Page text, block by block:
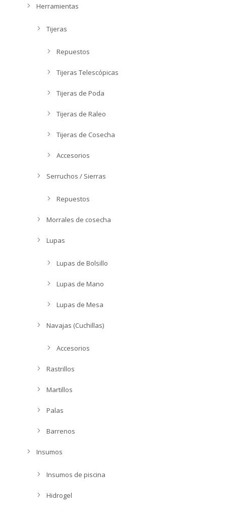
Herramientas
Tijeras
Repuestos
Tijeras Telescópicas
Tijeras de Poda
Tijeras de Raleo
Tijeras de Cosecha
Accesorios
Serruchos / Sierras
Repuestos
Morrales de cosecha
Lupas
Lupas de Bolsillo
Lupas de Mano
Lupas de Mesa
Navajas (Cuchillas)
Accesorios
Rastrillos
Martillos
Palas
Barrenos
Insumos
Insumos de piscina
Hidrogel